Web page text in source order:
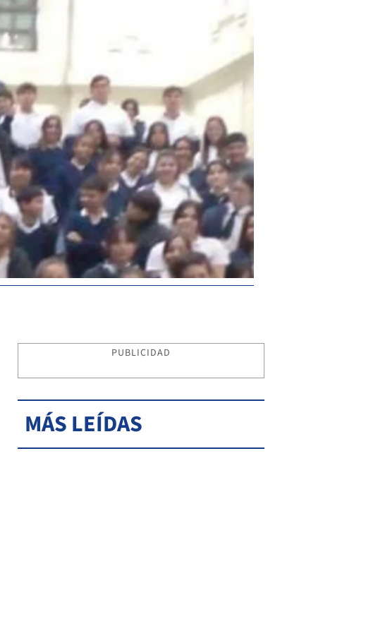
PUBLICIDAD
MÁS LEÍDAS